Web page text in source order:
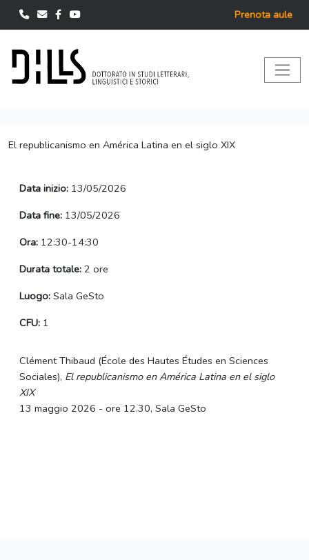
Prenota aule
El republicanismo en América Latina en el siglo XIX
Data inizio: 13/05/2026
Data fine: 13/05/2026
Ora: 12:30-14:30
Durata totale: 2 ore
Luogo: Sala GeSto
CFU: 1
Clément Thibaud (École des Hautes Études en Sciences
Sociales), El republicanismo en América Latina en el siglo
XIX
13 maggio 2026 - ore 12.30, Sala GeSto